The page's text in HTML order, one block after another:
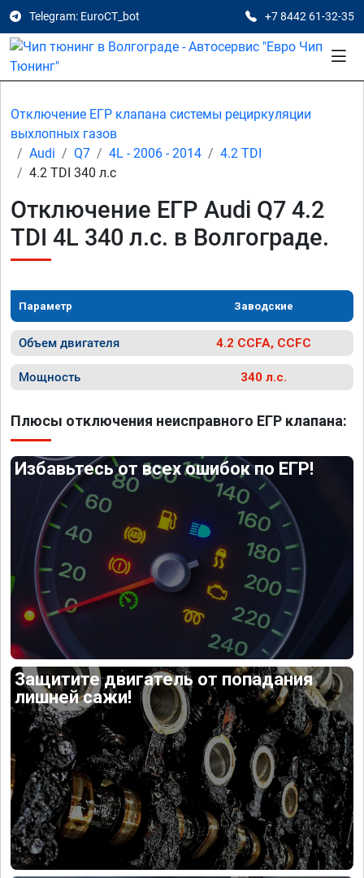
Telegram: EuroCT_bot +7 8442 61-32-35
Отключение ЕГР клапана системы рециркуляции
выхлопных газов
Audi
Q7 4L - 2006 - 2014
4.2 TDI
4.2 TDI 340 л.с
Отключение ЕГР Audi Q7 4.2
TDI 4L 340 л.с. в Волгограде.
Параметр Заводские
Объем двигателя 4.2 CCFA, CCFC
Мощность 340 л.с.
Плюсы отключения неисправного ЕГР клапана:
Избавьтесь от всех ошибок по ЕГР!
Защитите двигатель от попадания
лишней сажи!